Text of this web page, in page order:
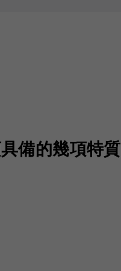
備的幾項特質